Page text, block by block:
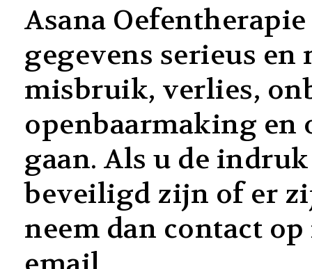
Asana
gegevens serieus en
misbruik, verlies,
openbaarmaking
gaan. Als u de
beveiligd zijn of er
neem dan contact